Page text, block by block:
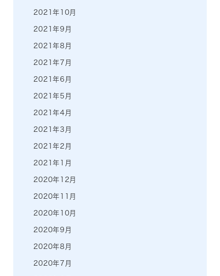
2021年10月
2021年9月
2021年8月
2021年7月
2021年6月
2021年5月
2021年4月
2021年3月
2021年2月
2021年1月
2020年12月
2020年11月
2020年10月
2020年9月
2020年8月
2020年7月